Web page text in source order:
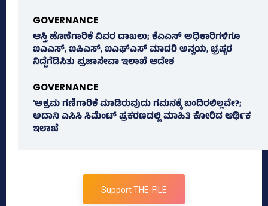
GOVERNANCE
ಆಸ್ತಿ ಹೊಣೆಗಾರಿಕೆ ವಿವರ ದಾಖಲು; ಕೆಎಎಸ್ ಅಧಿಕಾರಿಗಳಿಗೂ
ಐಎಎಸ್‌, ಐಪಿಎಸ್‌, ಐಎಫ್‌ಎಸ್‌ ಮಾದರಿ ಅನ್ವಯ, ಭ್ರಷ್ಟರ
ನಿದ್ದೆಗೆಡಿಸಿತು ಪ್ರಜಾಸೇವಾ ಇಲಾಖೆ ಆದೇಶ
GOVERNANCE
‘ಅಕ್ರಮ ಗಣಿಗಾರಿಕೆ ಮಾಡಿರುವುದು ಗಮನಕ್ಕೆ ಬಂದಿರಲಿಲ್ಲವೇ?;
ಅದಾನಿ ಎಸಿಸಿ ಸಿಮೆಂಟ್ ಪ್ರಕರಣದಲ್ಲಿ ಮಾಹಿತಿ ಕೋರಿದ ಆರ್ಥಿಕ
ಇಲಾಖೆ
Support THE-FILE